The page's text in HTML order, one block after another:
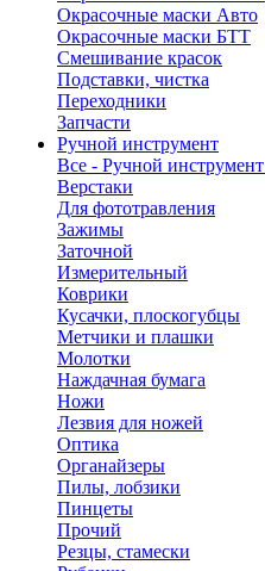
Окрасочные маски Авто
Окрасочные маски БТТ
Смешивание красок
Подставки, чистка
Переходники
Запчасти
Ручной инструмент
Все - Ручной инструмент
Верстаки
Для фототравления
Зажимы
Заточной
Измерительный
Коврики
Кусачки, плоскогубцы
Метчики и плашки
Молотки
Наждачная бумага
Ножи
Лезвия для ножей
Оптика
Органайзеры
Пилы, лобзики
Пинцеты
Прочий
Резцы, стамески